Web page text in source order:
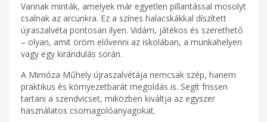
Vannak minták, amelyek már egyetlen pillantással mosolyt
csalnak az arcunkra. Ez a színes halacskákkal díszített
újraszalvéta pontosan ilyen. Vidám, játékos és szerethető
– olyan, amit öröm elővenni az iskolában, a munkahelyen
vagy egy kirándulás során.
A Mimóza Műhely újraszalvétája nemcsak szép, hanem
praktikus és környezetbarát megoldás is. Segít frissen
tartani a szendvicset, miközben kiváltja az egyszer
használatos csomagolóanyagokat.